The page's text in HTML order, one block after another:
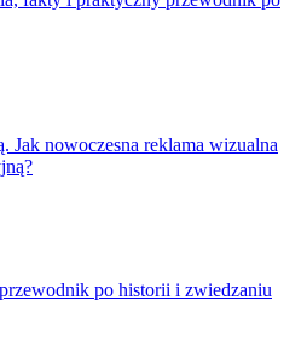
Jak nowoczesna reklama wizualna
po historii i zwiedzaniu